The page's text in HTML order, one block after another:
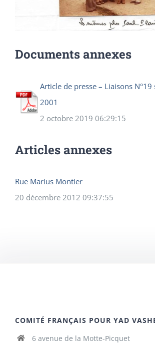
Documents annexes
Article de presse – Liaisons
2001
2 octobre 2019 06:29:15
Articles annexes
Rue Marius Montier
20 décembre 2012 09:37:55
COMITÉ FRANÇAIS POUR YAD
6 avenue de la Motte-Picquet